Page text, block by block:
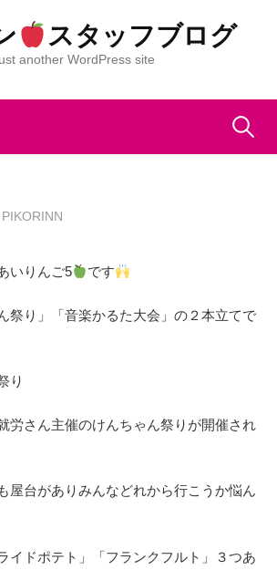
スタッフブログ
another WordPress site
検
PIKORINN
いりんご5 です
祭り」「音楽かるた大会」の２本立てで
り
労さん主催のけんちゃん祭りが開催され
屋台がありみんなどれから行こうか悩ん
イドポテト」「フランクフルト」３つあ